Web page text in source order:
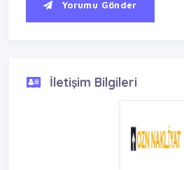
Yorumu Gönder
İletişim Bilgileri